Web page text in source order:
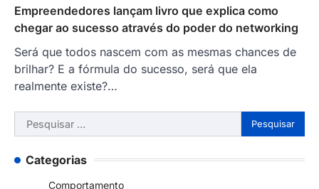
Empreendedores lançam livro que explica como
chegar ao sucesso através do poder do networking
Será que todos nascem com as mesmas chances de
brilhar? E a fórmula do sucesso, será que ela
realmente existe?…
Pesquisar
por:
Categorias
Comportamento